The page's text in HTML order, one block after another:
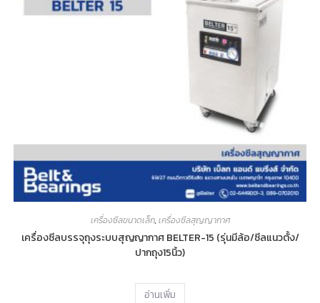
เครื่องซีลขนาดเล็ก,เครื่องซีลสุญญากาศ
เครื่องซีลบรรจุถุงระบบสุญญากาศ BELTER-15 (รุ่นมีล้อ/ซีลแนวตั้ง/
ปากถุง15นิ้ว)
อ่านเพิ่ม